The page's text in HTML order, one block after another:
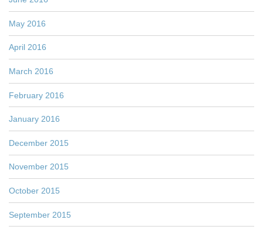
May 2016
April 2016
March 2016
February 2016
January 2016
December 2015
November 2015
October 2015
September 2015